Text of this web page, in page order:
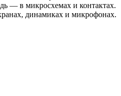
— в микросхемах и контактах.
динамиках и микрофонах.